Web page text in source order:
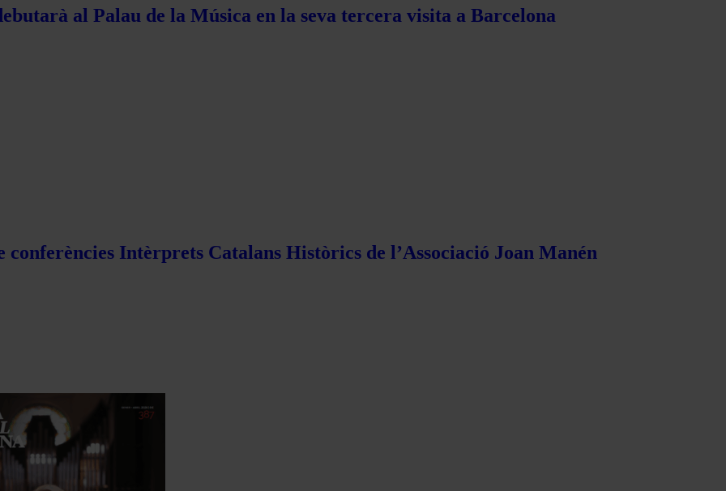
al Palau de la Música en la seva tercera visita a Barcelona
conferències Intèrprets Catalans Històrics de l’Associació Joan Manén